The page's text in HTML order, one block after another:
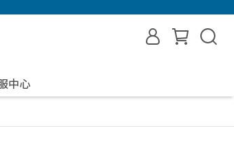
中心